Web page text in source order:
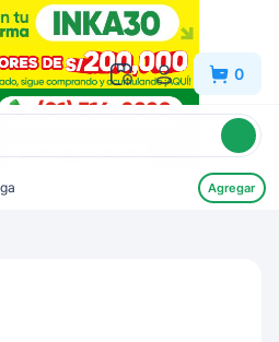
0
Agregar